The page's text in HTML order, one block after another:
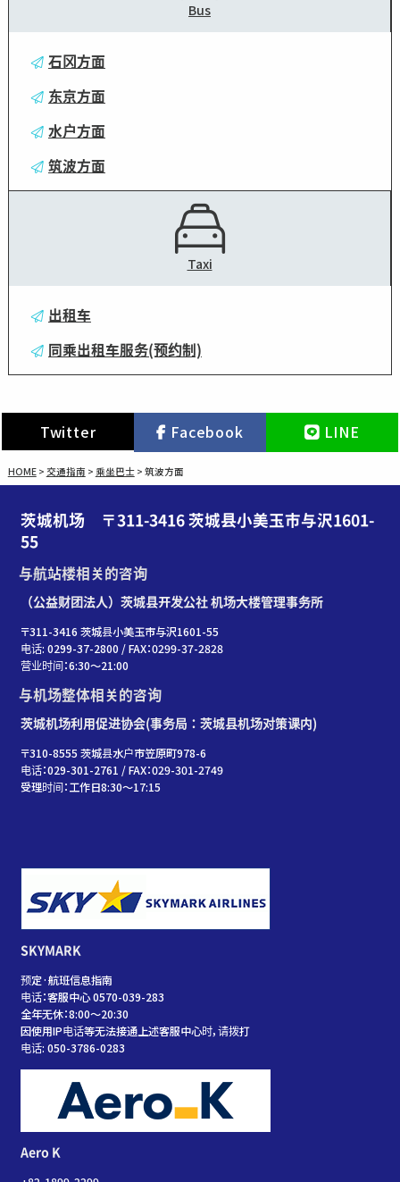
Bus
石冈方面
东京方面
水户方面
筑波方面
Taxi
出租车
同乘出租车服务(预约制)
Twitter Facebook LINE
HOME> 交通指南 > 乘坐巴士> 筑波方面
茨城机场 〒311-3416 茨城县小美玉市与沢1601-
55
与航站楼相关的咨询
（公益财团法人）茨城县开发公社 机场大楼管理事务所
〒311-3416 茨城县小美玉市与沢1601-55
电话: 0299-37-2800 / FAX：0299-37-2828
营业时间：6:30〜21:00
与机场整体相关的咨询
茨城机场利用促进协会(事务局：茨城县机场对策课内)
〒310-8555 茨城县水户市笠原町978-6
电话：029-301-2761 / FAX：029-301-2749
受理时间：工作日8:30～17:15
SKYMARK
预定·航班信息指南
电话：客服中心 0570-039-283
全年无休：8:00～20:30
因使用IP电话等无法接通上述客服中心时，请拨打
电话: 050-3786-0283
Aero K